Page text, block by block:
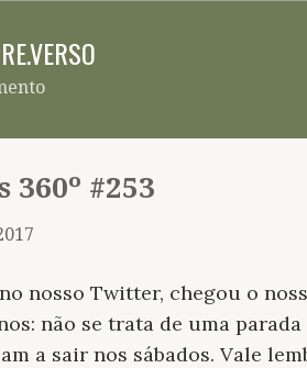
#253
nosso Twitter, chegou o
não se trata de uma
a sair nos sábados. Vale